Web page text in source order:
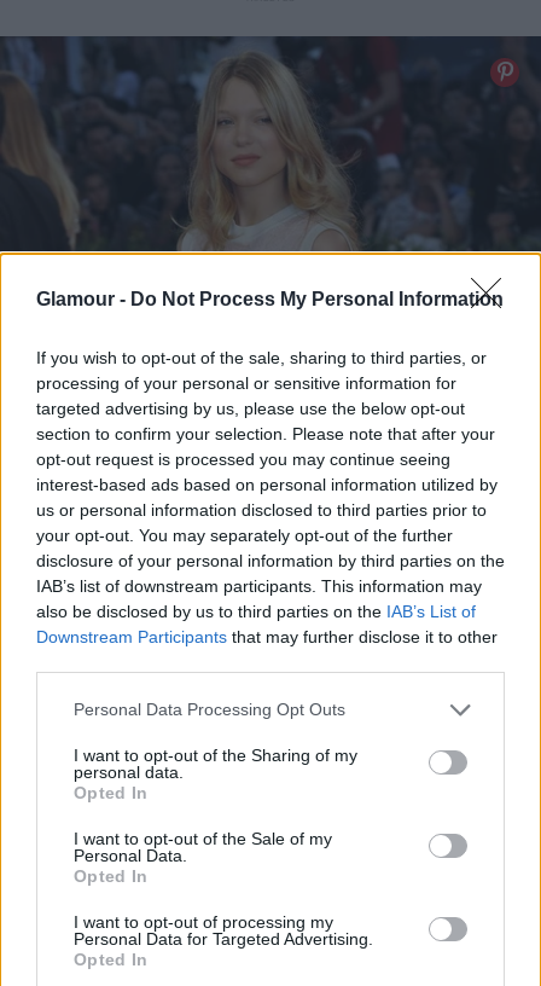
Glamour - Do Not Process My Personal Information
If you wish to opt-out of the sale, sharing to third parties, or
processing of your personal or sensitive information for
targeted advertising by us, please use the below opt-out
section to confirm your selection. Please note that after your
opt-out request is processed you may continue seeing
interest-based ads based on personal information utilized by
us or personal information disclosed to third parties prior to
your opt-out. You may separately opt-out of the further
disclosure of your personal information by third parties on the
IAB’s list of downstream participants. This information may
also be disclosed by us to third parties on the IAB’s List of
Downstream Participants that may further disclose it to other
Please note that this website/app uses one or more Google
not limited to your visit or usage behaviour. You may click to
grant or deny consent to Google and its third-party tags to
use your data for below specified purposes in below Google
consent section.
Personal Data Processing Opt Outs
I want to opt-out of the Sharing of my
personal data.
Opted In
I want to opt-out of the Sale of my
Personal Data.
Opted In
I want to opt-out of processing my
Personal Data for Targeted Advertising.
Opted In
lea-seydoux-460x-d000105661ccb844b0dee.jpg